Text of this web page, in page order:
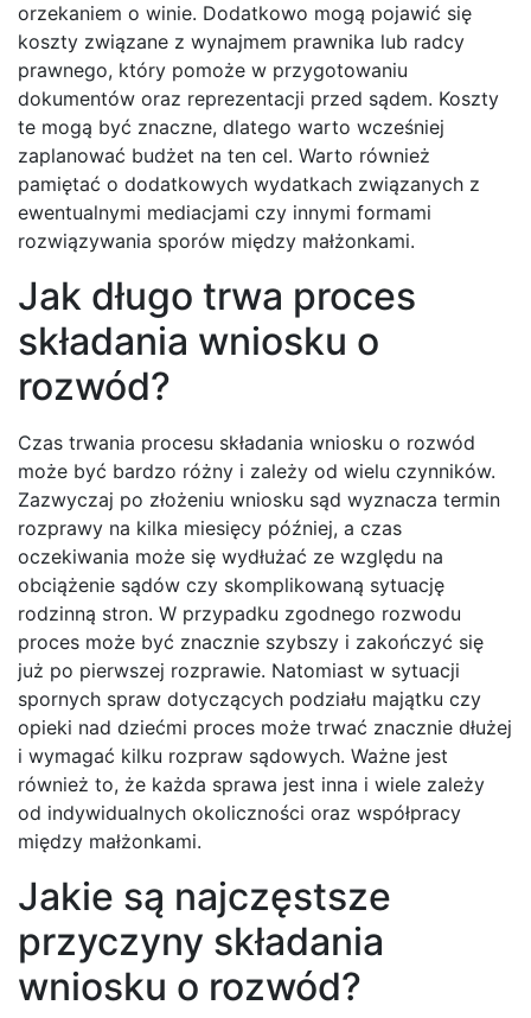
orzekaniem o winie. Dodatkowo mogą pojawić się
koszty związane z wynajmem prawnika lub radcy
prawnego, który pomoże w przygotowaniu
dokumentów oraz reprezentacji przed sądem. Koszty
te mogą być znaczne, dlatego warto wcześniej
zaplanować budżet na ten cel. Warto również
pamiętać o dodatkowych wydatkach związanych z
ewentualnymi mediacjami czy innymi formami
rozwiązywania sporów między małżonkami.
Jak długo trwa proces
składania wniosku o
rozwód?
Czas trwania procesu składania wniosku o rozwód
może być bardzo różny i zależy od wielu czynników.
Zazwyczaj po złożeniu wniosku sąd wyznacza termin
rozprawy na kilka miesięcy później, a czas
oczekiwania może się wydłużać ze względu na
obciążenie sądów czy skomplikowaną sytuację
rodzinną stron. W przypadku zgodnego rozwodu
proces może być znacznie szybszy i zakończyć się
już po pierwszej rozprawie. Natomiast w sytuacji
spornych spraw dotyczących podziału majątku czy
opieki nad dziećmi proces może trwać znacznie dłużej
i wymagać kilku rozpraw sądowych. Ważne jest
również to, że każda sprawa jest inna i wiele zależy
od indywidualnych okoliczności oraz współpracy
między małżonkami.
Jakie są najczęstsze
przyczyny składania
wniosku o rozwód?